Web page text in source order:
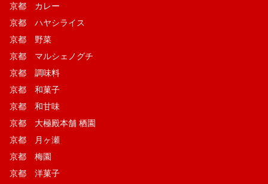
京都 カレー
京都 ハヤシライス
京都 野菜
京都 マルシェノグチ
京都 調味料
京都 和菓子
京都 和甘味
京都 大極殿本舗 栖園
京都 月ヶ瀬
京都 梅園
京都 洋菓子